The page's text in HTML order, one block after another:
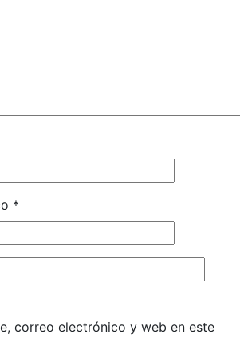
*
correo electrónico y web en este